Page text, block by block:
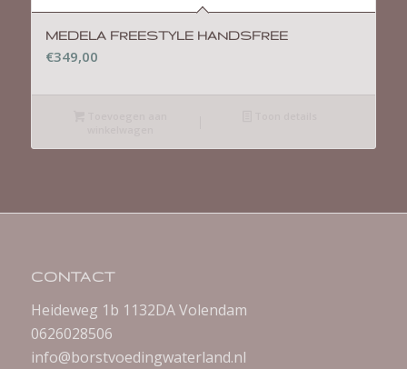
MEDELA FREESTYLE HANDSFREE
€349,00
CONTACT
Heideweg 1b 1132DA Volendam
0626028506
info@borstvoedingwaterland.nl